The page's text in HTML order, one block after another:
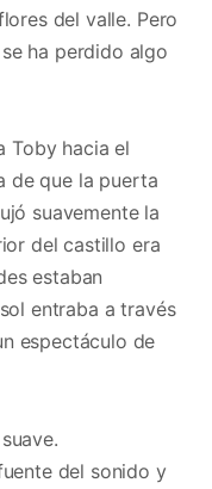
del valle. Pero
ha perdido algo
Toby hacia el
de que la puerta
suavemente la
del castillo era
estaban
entraba a través
espectáculo de
del sonido y